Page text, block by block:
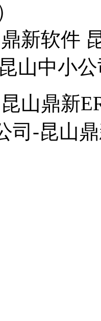
新软件
山中小
山鼎新
司 -昆山